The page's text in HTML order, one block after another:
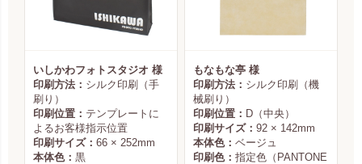
いしかわフォトスタジオ 様
印刷方法： シルク印刷（手
刷り）
印刷位置： テンプレートに
よるお客様指示位置
印刷サイズ： 66 × 252mm
本体色： 黒
もなもな亭 様
印刷方法： シルク印刷（機
械刷り）
印刷位置： D（中央）
印刷サイズ： 92 × 142mm
本体色： ベージュ
印刷色： 指定色（PANTONE